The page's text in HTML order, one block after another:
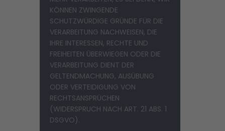
KÖNNEN ZWINGENDE
SCHUTZWÜRDIGE GRÜNDE FÜR DIE
VERARBEITUNG NACHWEISEN, DIE
IHRE INTERESSEN, RECHTE UND
FREIHEITEN ÜBERWIEGEN ODER DIE
VERARBEITUNG DIENT DER
GELTENDMACHUNG, AUSÜBUNG
ODER VERTEIDIGUNG VON
RECHTSANSPRÜCHEN
(WIDERSPRUCH NACH ART. 21 ABS. 1
DSGVO).